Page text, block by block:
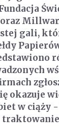
gali,
okazuje
w ciąży